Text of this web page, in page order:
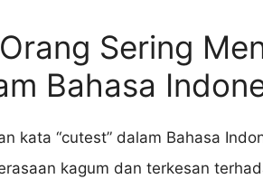
Sering
Bahasa
kata “cutest” dalam Bahasa
kagum dan terkesan